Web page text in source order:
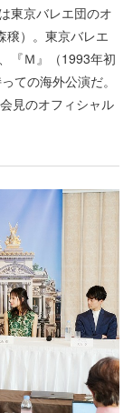
東京バレエ団のオ
穣）。東京バレエ
『Ｍ』（1993年初
ての海外公演だ。
見のオフィシャル